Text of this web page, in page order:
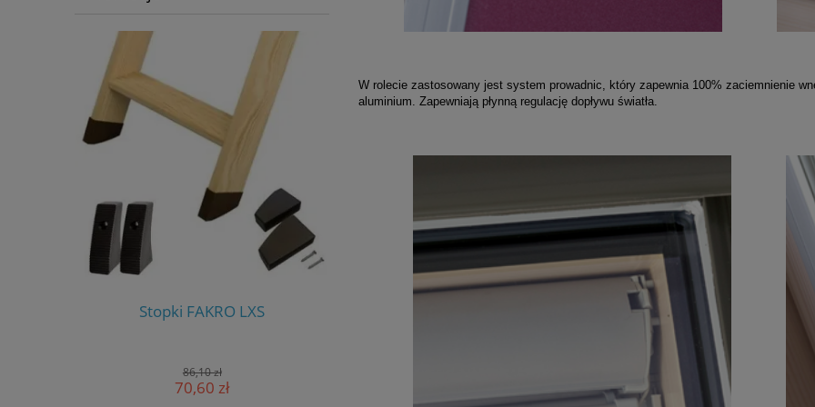
Stopki FAKRO LXS
86,10 zł
70,60 zł
Okno do płaskiego dachu Fakro
DMC-M P2 60x90
3 351,75 zł
W rolecie zastosowany jest system prowadnic, który zapewnia 100% zaciemnienie
aluminium. Zapewniają płynną regulację dopływu światła.